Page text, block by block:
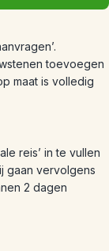
toevoegen
maat is volledig
reis’ in te vullen
gaan vervolgens
2 dagen